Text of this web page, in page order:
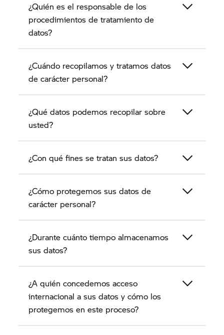
Estas indicaciones de protección de datos
describen en los próximos apartados cómo
nosotros, el concesionario BMW Motorrad como
¿Quién es el responsable de los
procedimientos de tratamiento de
datos?
¿Cuándo recopilamos y tratamos datos
de carácter personal?
¿Qué datos podemos recopilar sobre
usted?
¿Con qué fines se tratan sus datos?
¿Cómo protegemos sus datos de
carácter personal?
¿Durante cuánto tiempo almacenamos
sus datos?
¿A quién concedemos acceso
internacional a sus datos y cómo los
protegemos en este proceso?